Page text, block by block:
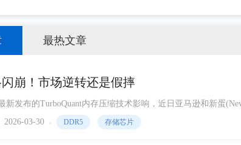
最热文章
崩！市场逆转还是假摔
新发布的TurboQuant内存压缩技术影响，近日亚马逊和新蛋
大幅下降，降幅最高可达29%。
2026-03-30 DDR5 存储芯片